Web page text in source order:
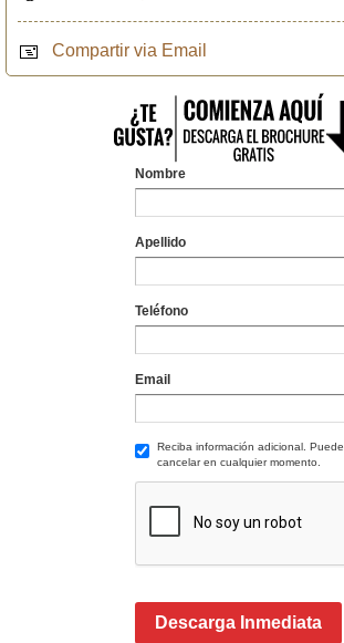
Compartir via Email
Nombre
Apellido
Teléfono
Email
Reciba información adicional. Puede
cancelar en cualquier momento.
Descarga Inmediata